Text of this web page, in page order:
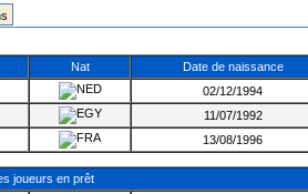
Nat Date de naissance
02/12/1994
11/07/1992
13/08/1996
joueurs en prêt